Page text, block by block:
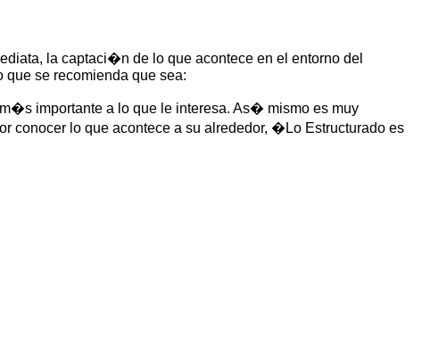
la captaci�n de lo que acontece en el entorno del
se recomienda que sea:
importante a lo que le interesa. As� mismo es muy
conocer lo que acontece a su alrededor, �Lo Estructurado es